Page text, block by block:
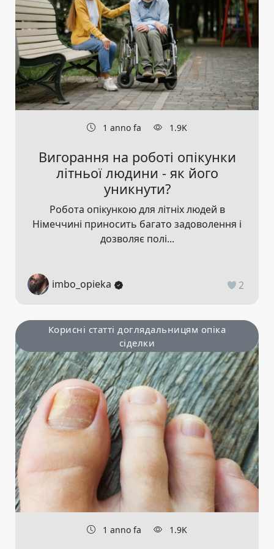
1 anno fa 1.9K
Вигорання на роботі опікунки
літньої людини - як його
уникнути?
Робота опікункою для літніх людей в
Німеччині приносить багато задоволення і
дозволяє полі...
imbo_opieka 2
Корисні статті доглядальницям опіка
сіделки
1 anno fa 1.9K